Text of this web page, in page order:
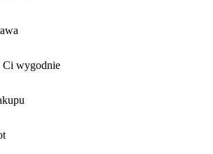
Ci wygodnie